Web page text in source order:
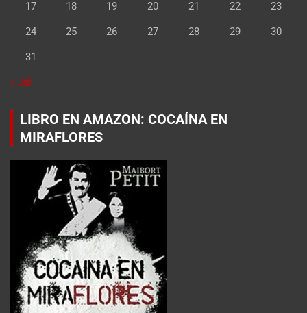
17 18 19 20 21 22 23
24 25 26 27 28 29 30
31
« Jul
LIBRO EN AMAZON: COCAÍNA EN
MIRAFLORES